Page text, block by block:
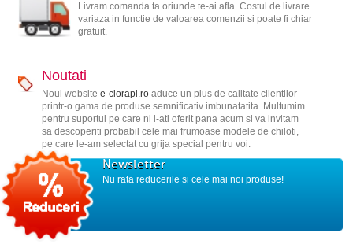
Livram comanda ta oriunde te-ai afla. Costul de livrare
variaza in functie de valoarea comenzii si poate fi chiar
gratuit.
Noutati
Noul website e-ciorapi.roaduce un plus de calitate clientilor
printr-o gama de produse semnificativ imbunatatita. Multumim
pentru suportul pe care ni l-ati oferit pana acum si va invitam
sa descoperiti probabil cele mai frumoase modele de chiloti,
pe care le-am selectat cu grija special pentru voi.
Newsletter
Nu rata reducerile si cele mai noi produse!